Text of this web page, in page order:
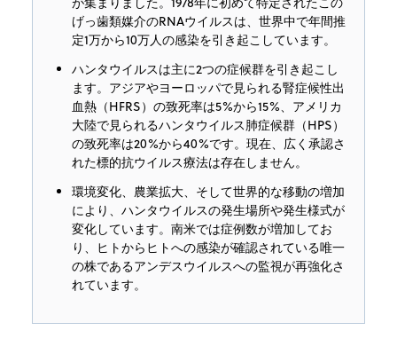
げっ歯類媒介のRNAウイルスは、世界中で年間推
定1万から10万人の感染を引き起こしています。
ハンタウイルスは主に2つの症候群を引き起こし
ます。アジアやヨーロッパで見られる腎症候性出
血熱（HFRS）の致死率は5%から15%、アメリカ
大陸で見られるハンタウイルス肺症候群（HPS）
の致死率は20%から40%です。現在、広く承認さ
れた標的抗ウイルス療法は存在しません。
環境変化、農業拡大、そして世界的な移動の増加
により、ハンタウイルスの発生場所や発生様式が
変化しています。南米では症例数が増加してお
り、ヒトからヒトへの感染が確認されている唯一
の株であるアンデスウイルスへの監視が再強化さ
れています。